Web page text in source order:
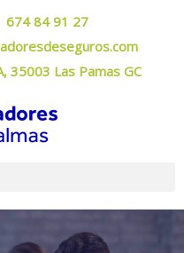
674 84 91 27
35003 Las Pamas GC